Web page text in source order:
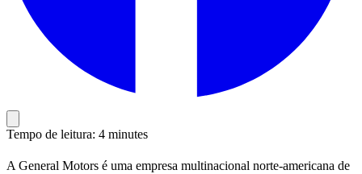
Tempo de leitura: 4 minutes
A General Motors é uma empresa multinacional norte-americana de